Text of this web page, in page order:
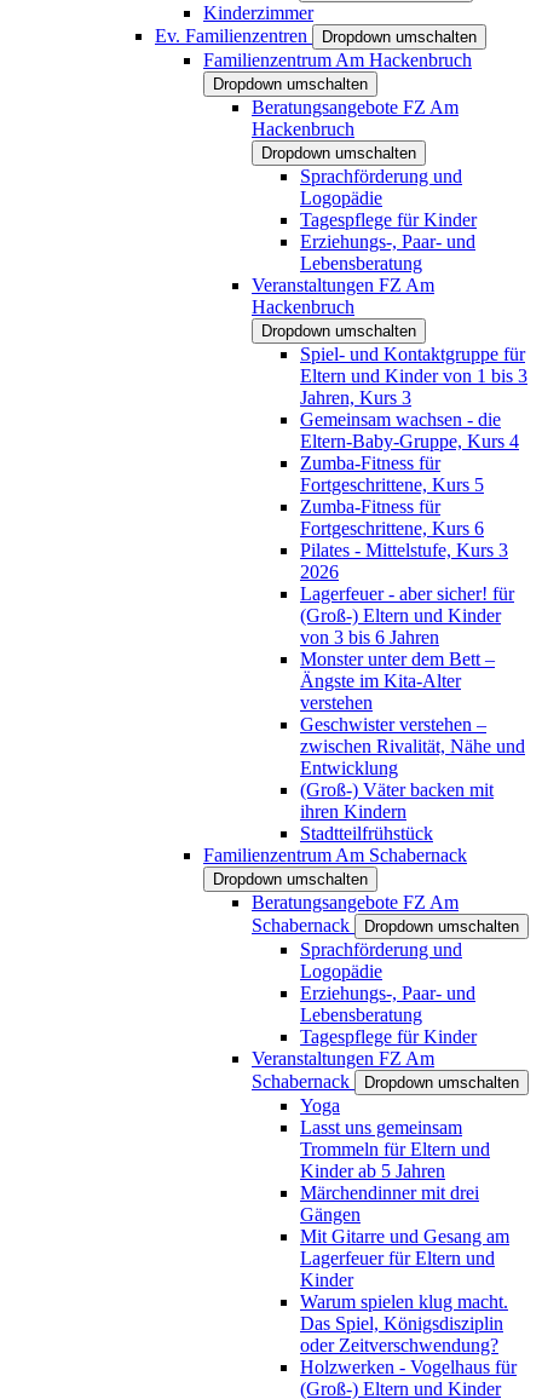
Kinderzimmer
Ev. Familienzentren
Dropdown umschalten
Familienzentrum Am Hackenbruch
Dropdown umschalten
Beratungsangebote FZ Am
Hackenbruch
Dropdown umschalten
Sprachförderung und
Logopädie
Tagespflege für Kinder
Erziehungs-, Paar- und
Lebensberatung
Veranstaltungen FZ Am
Hackenbruch
Dropdown umschalten
Spiel- und Kontaktgruppe für
Eltern und Kinder von 1 bis 3
Jahren, Kurs 3
Gemeinsam wachsen - die
Eltern-Baby-Gruppe, Kurs 4
Zumba-Fitness für
Fortgeschrittene, Kurs 5
Zumba-Fitness für
Fortgeschrittene, Kurs 6
Pilates - Mittelstufe, Kurs 3
2026
Lagerfeuer - aber sicher! für
(Groß-) Eltern und Kinder
von 3 bis 6 Jahren
Monster unter dem Bett –
Ängste im Kita-Alter
verstehen
Geschwister verstehen –
zwischen Rivalität, Nähe und
Entwicklung
(Groß-) Väter backen mit
ihren Kindern
Stadtteilfrühstück
Familienzentrum Am Schabernack
Dropdown umschalten
Beratungsangebote FZ Am
Schabernack
Dropdown umschalten
Sprachförderung und
Logopädie
Erziehungs-, Paar- und
Lebensberatung
Tagespflege für Kinder
Veranstaltungen FZ Am
Schabernack
Dropdown umschalten
Yoga
Lasst uns gemeinsam
Trommeln für Eltern und
Kinder ab 5 Jahren
Märchendinner mit drei
Gängen
Mit Gitarre und Gesang am
Lagerfeuer für Eltern und
Kinder
Warum spielen klug macht.
Das Spiel, Königsdisziplin
oder Zeitverschwendung?
Holzwerken - Vogelhaus für
(Groß-) Eltern und Kinder